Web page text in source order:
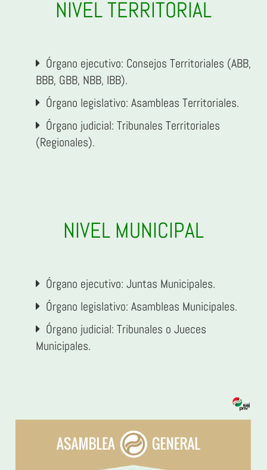
NIVEL TERRITORIAL
Órgano ejecutivo: Consejos Territoriales (ABB,
BBB, GBB, NBB, IBB).
Órgano legislativo: Asambleas Territoriales.
Órgano judicial: Tribunales Territoriales
(Regionales).
NIVEL MUNICIPAL
Órgano ejecutivo: Juntas Municipales.
Órgano legislativo: Asambleas Municipales.
Órgano judicial: Tribunales o Jueces
Municipales.